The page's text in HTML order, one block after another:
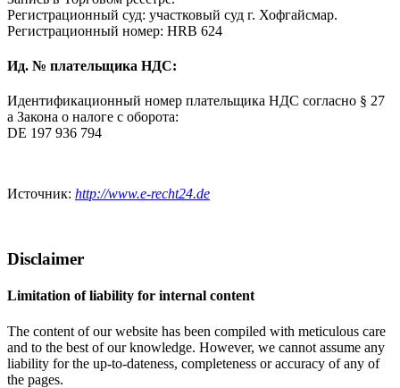
Регистрационный суд: участковый суд г. Хофгайсмар.
Регистрационный номер: HRB 624
Ид. № плательщика НДС:
Идентификационный номер плательщика НДС согласно § 27
a Закона о налоге с оборота:
DE 197 936 794
Источник: http://www.e-recht24.de
Disclaimer
Limitation of liability for internal content
The content of our website has been compiled with meticulous care
and to the best of our knowledge. However, we cannot assume any
liability for the up-to-dateness, completeness or accuracy of any of
the pages.